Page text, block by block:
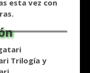
esta vez con
Trilogía y